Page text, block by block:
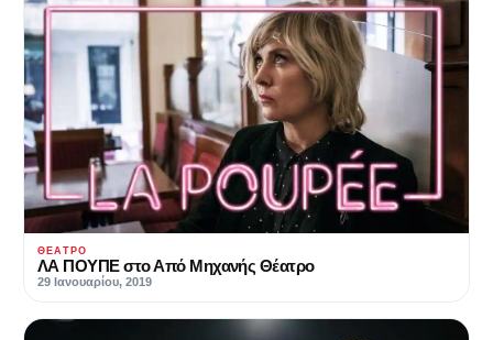
ΘΈΑΤΡΟ
ΛΑ ΠΟΥΠΕ στο Από Μηχανής Θέατρο
29 Ιανουαρίου, 2019